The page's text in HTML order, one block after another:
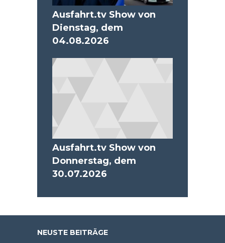
Ausfahrt.tv Show von
Dienstag, dem
04.08.2026
Ausfahrt.tv Show von
Donnerstag, dem
30.07.2026
NEUSTE BEITRÄGE